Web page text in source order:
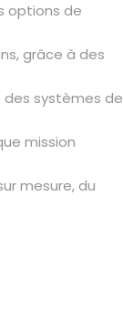
options de
grâce à des
des systèmes de
mission
mesure, du